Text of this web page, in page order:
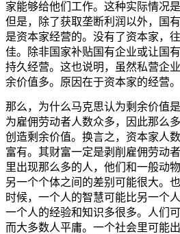
家能够给他们工作。这种实际情况
但是，除了获取垄断利润以外，国
是资本家经营的。没有了资本家，
佳。除非国家补贴国有企业或让国
持久经营。这也说明，虽然私营企
余价值多。原因在于资本家的经营。
那么，为什么马克思认为剩余价值
为雇佣劳动者人数众多，因此那么
创造剩余价值。换言之，资本家人
富有。其财富一定是剥削雇佣劳动
里出现那么多的人，他们和一般动
另一个个体之间的差别可能很大。
时候，一个人的智慧可能比另一个
一个人的经验和知识多很多。人们
而大多数人平庸。一个社会里可能